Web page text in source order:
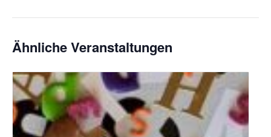
Ähnliche Veranstaltungen